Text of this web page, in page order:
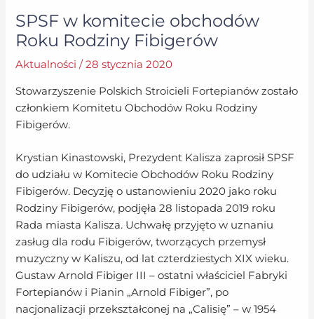
SPSF w komitecie obchodów
Roku Rodziny Fibigerów
Aktualności /28 stycznia 2020
Stowarzyszenie Polskich Stroicieli Fortepianów zostało
członkiem Komitetu Obchodów Roku Rodziny
Fibigerów.
Krystian Kinastowski, Prezydent Kalisza zaprosił SPSF
do udziału w Komitecie Obchodów Roku Rodziny
Fibigerów. Decyzję o ustanowieniu 2020 jako roku
Rodziny Fibigerów, podjęła 28 listopada 2019 roku
Rada miasta Kalisza. Uchwałę przyjęto w uznaniu
zasług dla rodu Fibigerów, tworzących przemysł
muzyczny w Kaliszu, od lat czterdziestych XIX wieku.
Gustaw Arnold Fibiger III – ostatni właściciel Fabryki
Fortepianów i Pianin „Arnold Fibiger”, po
nacjonalizacji przekształconej na „Calisię” – w 1954